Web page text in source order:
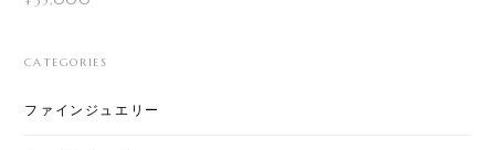
CATEGORIES
ファインジュエリー